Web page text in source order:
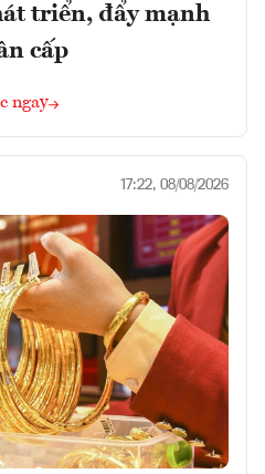
triển, đẩy mạnh
cấp
ngay
17:22, 08/08/2026